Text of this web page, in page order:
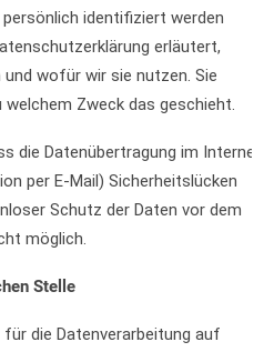
identifiziert werden
erläutert,
wofür wir sie nutzen. Sie
Zweck das geschieht.
die Datenübertragung im Internet
per E-Mail) Sicherheitslücken
Schutz der Daten vor dem
möglich.
Stelle
die Datenverarbeitung auf